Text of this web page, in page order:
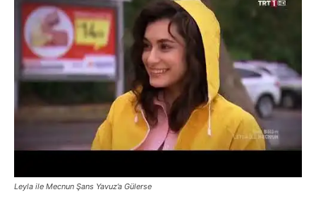
Leyla ile Mecnun Şans Yavuz’a Gülerse